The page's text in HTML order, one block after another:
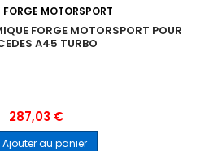
FORGE MOTORSPORT
FORGE MOTORSPORT POUR
A45 TURBO
Prix
287,03 €
Ajouter au panier